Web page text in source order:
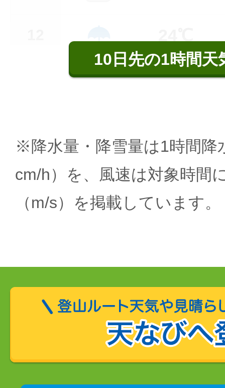
10日先の1時間天
※降水量・降雪量は1時間降
cm/h）を、風速は対象時間
（m/s）を掲載しています。